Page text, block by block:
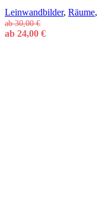
Leinwandbilder, Räume,
ab30,00€
ab 24,00 €